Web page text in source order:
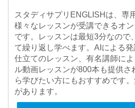
スタディサプリENGLISHは、専
様々なレッスンが受講できるオ
です。レッスンは最短3分なので
て繰り返し学べます。AIによる
仕立てのレッスン、有名講師に
ル動画レッスンが800本も提供さ
ら学びたい方にもおすすめです
があります。